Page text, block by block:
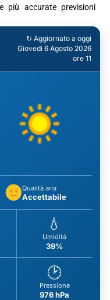
più accurate previsioni
↻ Aggiornato a oggi
Giovedì 6 Agosto 2026
ore 11
Qualità aria
Accettabile
💧
Umidità
39%
🕑
Pressione
976 hPa